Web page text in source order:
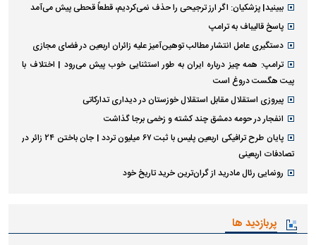
ببینید| پزشکیان: اگر ارز ترجیحی را حذف نمی‌کردیم، قطعاً قحطی پیش می‌آمد
پاسخ قالیباف به ترامپ
دستگیری عامل انتشار مطالب توهین‌آمیز علیه زائران اربعین در فضای مجازی
ترامپ: همه چیز درباره ایران به طور استثنایی خوب پیش می‌رود | اختلاف با
پیت هگست دروغ است
پیروزی استقلال مقابل استقلال خوزستان در دیداری تدارکاتی
انفجار در حومه دمشق چند کشته و زخمی برجا گذاشت
پایان طرح ترافیکی اربعین پلیس با ثبت ۶۷ میلیون تردد | جان باختن ۲۴ زائر در
تصادفات اربعینی
رونمایی رئال مادرید از گران‌ترین خرید تاریخ خود
پربازدید ها